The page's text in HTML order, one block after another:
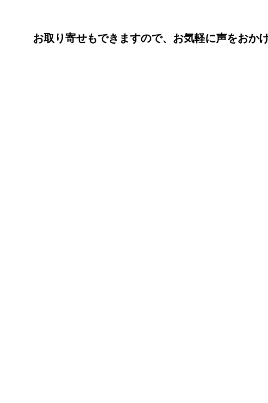
お取り寄せもできますので、お気軽に声をおか